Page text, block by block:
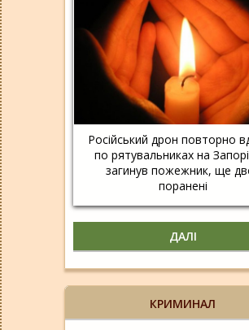
Російський дрон повторно
по рятувальниках на
загинув пожежник, ще
поранені
ДАЛІ
КРИМИНАЛ